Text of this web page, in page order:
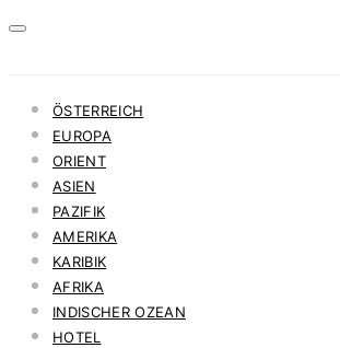
ÖSTERREICH
EUROPA
ORIENT
ASIEN
PAZIFIK
AMERIKA
KARIBIK
AFRIKA
INDISCHER OZEAN
HOTEL